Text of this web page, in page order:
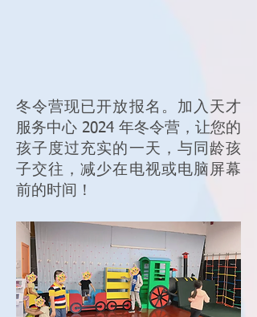
冬令营现已开放报名。加入天才
服务中心 2024 年冬令营，让您的
孩子度过充实的一天，与同龄孩
子交往，减少在电视或电脑屏幕
前的时间！